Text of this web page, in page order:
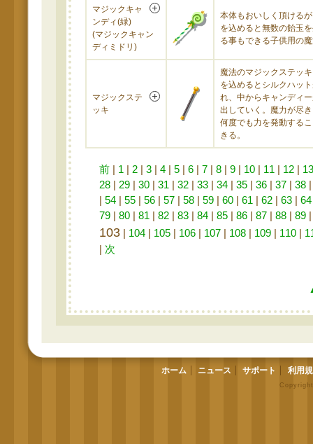
マジックキャ
ンディ(緑)
(マジックキャン
ディミドリ)
本体もおいしく頂ける
を込めると無数の飴玉
る事もできる子供用の
マジックステ
ッキ
魔法のマジックステッ
を込めるとシルクハッ
れ、中からキャンディ
出していく。魔力が尽
何度でも力を発動する
きる。
前 1 2 3 4 5 6 7 8 9 10 11 12
13
28
29 30 31 32 33 34 35 36 37 38
54 55 56 57 58 59 60 61 62 63 64
79
80 81 82 83 84 85 86 87 88 89
103 104 105 106 107 108 109 110
次
ホーム ニュース サポート 利用